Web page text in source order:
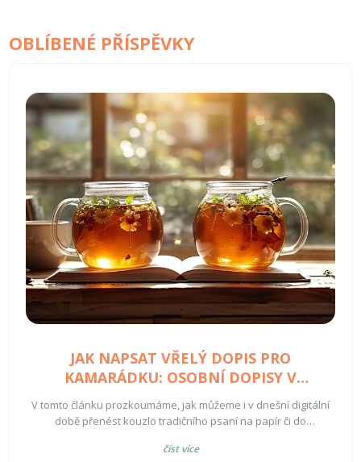
OBLÍBENÉ PŘÍSPĚVKY
JAK NAPSAT VŘELÝ DOPIS PRO
KAMARÁDKU: OSOBNÍ DOPISY V
DIGITÁLNÍM VĚKU
V tomto článku prozkoumáme, jak můžeme i v dnešní digitální
době přenést kouzlo tradičního psaní na papír či do
nejbližších kamarádek. Představíme konkrétní tipy a techniky,
číst více